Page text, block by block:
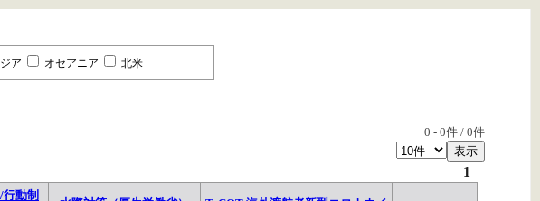
ア オセアニア 北米
0 - 0件 / 0件
1
動制